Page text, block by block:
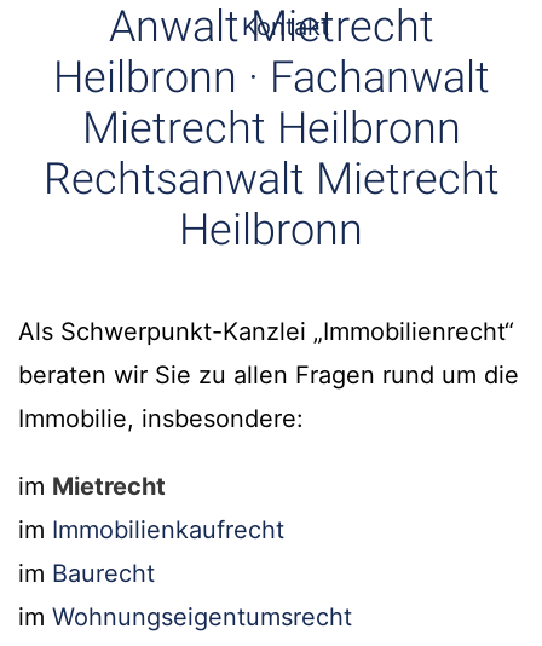
Kontakt
Anwalt Mietrecht
Heilbronn · Fachanwalt
Mietrecht Heilbronn
Rechtsanwalt Mietrecht
Heilbronn
Als Schwerpunkt-Kanzlei „Immobilienrecht“
beraten wir Sie zu allen Fragen rund um die
Immobilie, insbesondere:
im Mietrecht
im Immobilienkaufrecht
im Baurecht
im Wohnungseigentumsrecht